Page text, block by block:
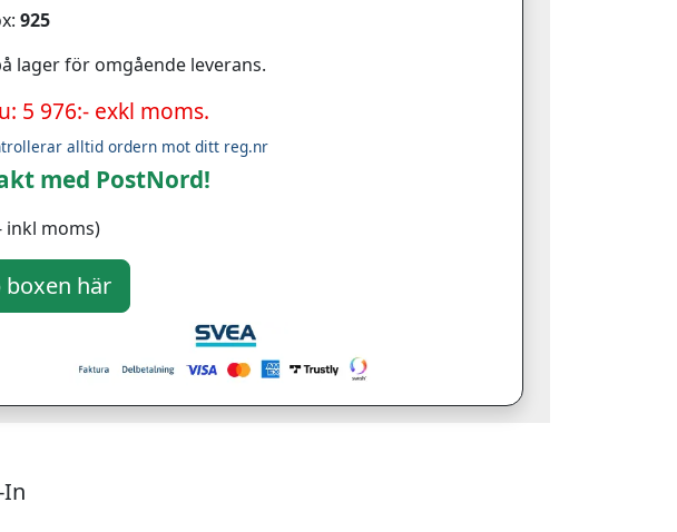
925
lager för omgående leverans.
5 976:- exkl moms.
alltid ordern mot ditt reg.nr
med PostNord!
inkl moms)